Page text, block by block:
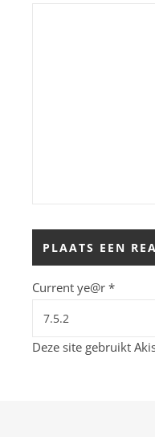
Current ye@r *
Deze site gebruikt